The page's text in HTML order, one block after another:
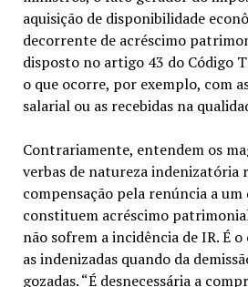
aquisição de disponibilidade
decorrente de acréscimo
disposto no artigo 43 do Código
o que ocorre, por exemplo, com
salarial ou as recebidas na
Contrariamente, entendem os
verbas de natureza indenizatória
compensação pela renúncia a
constituem acréscimo
não sofrem a incidência de IR. É o
as indenizadas quando da
gozadas. “É desnecessária a